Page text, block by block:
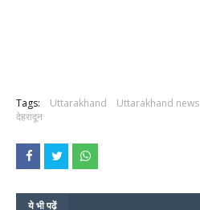
Tags: Uttarakhand Uttarakhand news
देहरादून
ये भी पढ़ें